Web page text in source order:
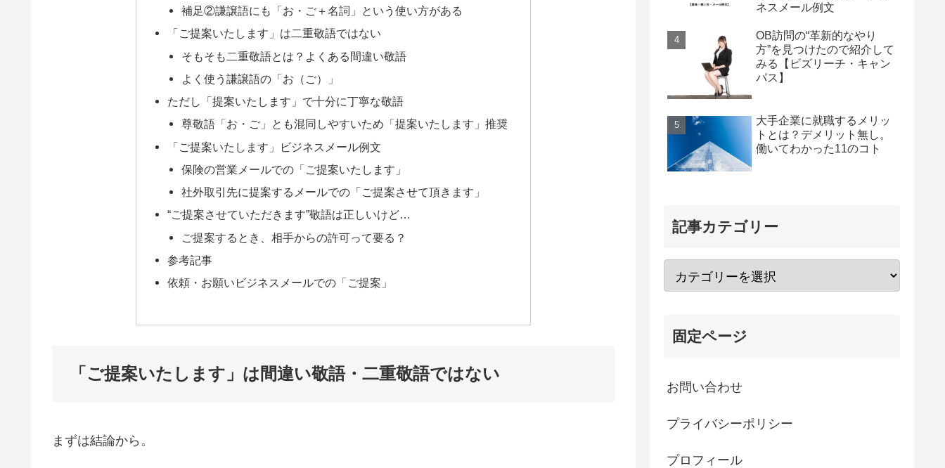
補足②謙譲語にも「お・ご＋名詞」という使い方がある
「ご提案いたします」は二重敬語ではない
そもそも二重敬語とは？よくある間違い敬語
よく使う謙譲語の「お（ご）」
ただし「提案いたします」で十分に丁寧な敬語
尊敬語「お・ご」とも混同しやすいため「提案いたします」推奨
「ご提案いたします」ビジネスメール例文
保険の営業メールでの「ご提案いたします」
社外取引先に提案するメールでの「ご提案させて頂きます」
“ご提案させていただきます”敬語は正しいけど…
ご提案するとき、相手からの許可って要る？
参考記事
依頼・お願いビジネスメールでの「ご提案」
「ご提案いたします」は間違い敬語・二重敬語ではない
まずは結論から。
ネスメール例文
OB訪問の“革新的なやり
方”を見つけたので紹介して
みる【ビズリーチ・キャン
パス】
大手企業に就職するメリッ
トとは？デメリット無し。
働いてわかった11のコト
記事カテゴリー
固定ページ
お問い合わせ
プライバシーポリシー
プロフィール